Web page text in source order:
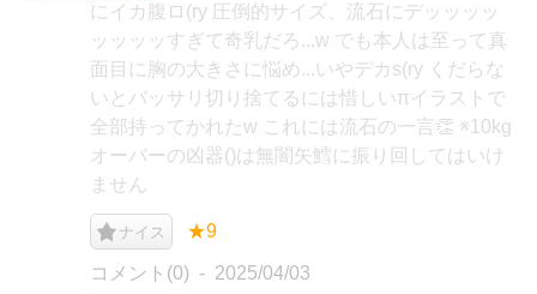
にイカ腹ロ(ry 圧倒的サイズ、流石にデッッッッ
ッッッッすぎて奇乳だろ...w でも本人は至って真
面目に胸の大きさに悩め...いやデカs(ry くだらな
いとバッサリ切り捨てるには惜しいπイラストで
全部持ってかれたw これには流石の一言👏 ※10kg
オーバーの凶器()は無闇矢鱈に振り回してはいけ
ません
ナイス ★9
コメント(0) 2025/04/03